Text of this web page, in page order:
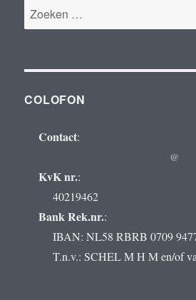
Zoeken
naar:
COLOFON
Contact:
@
KvK nr.:
40219462
Bank Rek.nr.:
IBAN: NL58 RBRB 0709
T.n.v.: SCHEL M H M en/of